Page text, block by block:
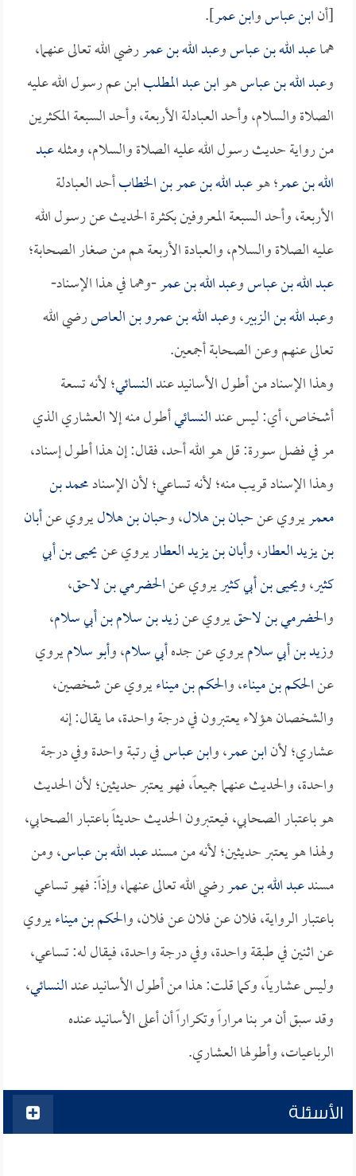
[أنابن عباسوابن عمر].
هماعبد الله بن عباسوعبد الله بن عمررضي الله تعالى عنهما،
وعبد الله بن عباسهوابن عبد المطلبابن عم رسول الله عليه
الصلاة والسلام، وأحد العبادلة الأربعة، وأحد السبعة المكثرين
من رواية حديث رسول الله عليه الصلاة والسلام، ومثلهعبد
الله بن عمر؛ هوعبد الله بن عمر بن الخطابأحد العبادلة
الأربعة، وأحد السبعة المعروفين بكثرة الحديث عن رسول الله
عليه الصلاة والسلام، والعبادة الأربعة هم من صغار الصحابة؛
عبد الله بن عباسوعبد الله بن عمر-وهما في هذا الإسناد-
وعبد الله بن الزبير، وعبد الله بن عمرو بن العاصرضي الله
تعالى عنهم وعن الصحابة أجمعين.
وهذا الإسناد من أطول الأسانيد عندالنسائي؛ لأنه تسعة
أشخاص، أي: ليس عندالنسائيأطول منه إلا العشاري الذي
مر في فضل سورة: قل هو الله أحد، فقال: إن هذا أطول إسناد،
وهذا الإسناد قريب منه؛ لأنه تساعي؛ لأن الإسنادمحمد بن
معمريروي عنحبان بن هلال، وحبان بن هلاليروي عنأبان
بن يزيد العطار، وأبان بن يزيد العطاريروي عنيحيى بن أبي
كثير، ويحيى بن أبي كثيريروي عنالحضرمي بن لاحق،
والحضرمي بن لاحقيروي عنزيد بن سلام بن أبي سلام،
وزيد بن أبي سلاميروي عن جدهأبي سلام، وأبو سلاميروي
عنالحكم بن ميناء، والحكم بن ميناءيروي عن شخصين،
والشخصان هؤلاء يعتبرون في درجة واحدة، ما يقال: إنه
عشاري؛ لأنابن عمر، وابن عباسفي رتبة واحدة وفي درجة
واحدة، والحديث عنهما جميعاً، فهو يعتبر حديثين؛ لأن الحديث
هو باعتبار الصحابي، فيعتبرون الحديث حديثاً باعتبار الصحابي،
ولهذا هو يعتبر حديثين؛ لأنه من مسندعبد الله بن عباس، ومن
مسندعبد الله بن عمررضي الله تعالى عنهما، وإذاً: فهو تساعي
باعتبار الرواية، فلان عن فلان عن فلان، والحكم بن ميناءيروي
عن اثنين في طبقة واحدة، وفي درجة واحدة، فيقال له: تساعي،
وليس عشارياً، وكما قلت: هذا من أطول الأسانيد عندالنسائي،
وقد سبق أن مر بنا مراراً وتكراراً أن أعلى الأسانيد عنده
الرباعيات، وأطولها العشاري.
الأسئلة